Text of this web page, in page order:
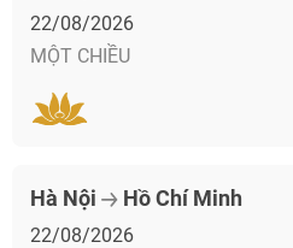
22/08/2026
MỘT CHIỀU
Hà Nội Hồ Chí Minh
22/08/2026